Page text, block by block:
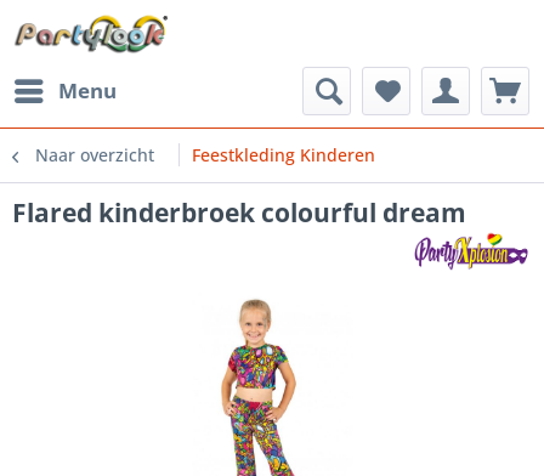
Menu
Naar overzicht Feestkleding Kinderen
Flared kinderbroek colourful dream